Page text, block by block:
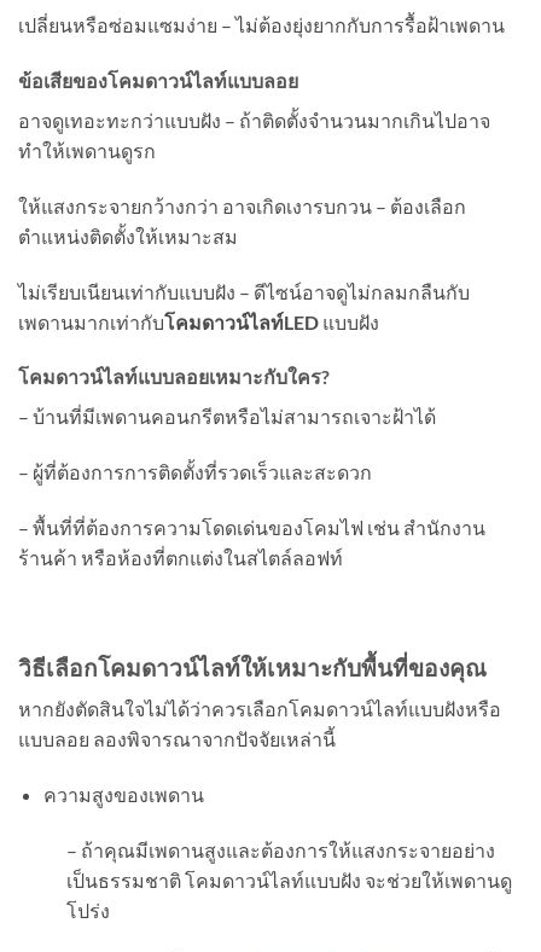
เปลี่ยนหรือซ่อมแซมง่าย – ไม่ต้องยุ่งยากกับการรื้อฝ้าเพดาน
ข้อเสียของโคมดาวน์ไลท์แบบลอย
อาจดูเทอะทะกว่าแบบฝัง – ถ้าติดตั้งจำนวนมากเกินไปอาจ
ทำให้เพดานดูรก
ให้แสงกระจายกว้างกว่า อาจเกิดเงารบกวน – ต้องเลือก
ตำแหน่งติดตั้งให้เหมาะสม
ไม่เรียบเนียนเท่ากับแบบฝัง – ดีไซน์อาจดูไม่กลมกลืนกับ
เพดานมากเท่ากับโคมดาวน์ไลท์LED แบบฝัง
โคมดาวน์ไลท์แบบลอยเหมาะกับใคร?
– บ้านที่มีเพดานคอนกรีตหรือไม่สามารถเจาะฝ้าได้
– ผู้ที่ต้องการการติดตั้งที่รวดเร็วและสะดวก
– พื้นที่ที่ต้องการความโดดเด่นของโคมไฟ เช่น สำนักงาน
ร้านค้า หรือห้องที่ตกแต่งในสไตล์ลอฟท์
วิธีเลือกโคมดาวน์ไลท์ให้เหมาะกับพื้นที่ของคุณ
หากยังตัดสินใจไม่ได้ว่าควรเลือกโคมดาวน์ไลท์แบบฝังหรือ
แบบลอย ลองพิจารณาจากปัจจัยเหล่านี้
ความสูงของเพดาน
– ถ้าคุณมีเพดานสูงและต้องการให้แสงกระจายอย่าง
เป็นธรรมชาติ โคมดาวน์ไลท์แบบฝัง จะช่วยให้เพดานดู
โปร่ง